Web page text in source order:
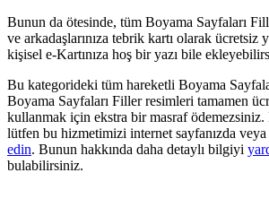
Bunun da ötesinde, tüm Boyama Sayfaları
ve arkadaşlarınıza tebrik kartı olarak ücretsiz
kişisel e-Kartınıza hoş bir yazı bile
Bu kategorideki tüm hareketli Boyama
Boyama Sayfaları Filler resimleri tamamen
kullanmak için ekstra bir masraf ödemezsiniz.
lütfen bu hizmetimizi internet sayfanızda
edin. Bunun hakkında daha detaylı bilgiyi
bulabilirsiniz.